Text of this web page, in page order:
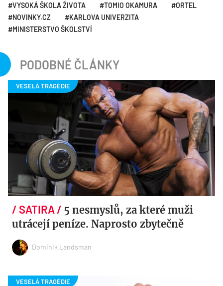
VYSOKÁ ŠKOLA ŽIVOTA TOMIO OKAMURA
ORTEL
NOVINKY.CZ
KARLOVA UNIVERZITA
MINISTERSTVO ŠKOLSTVÍ
PODOBNÉ ČLÁNKY
5 nesmyslů, za které muži
utrácejí peníze. Naprosto zbytečně
Dominik Landsman